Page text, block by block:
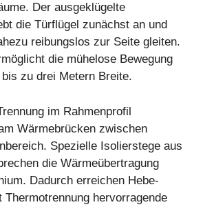
Der ausgeklügelte
die Türflügel zunächst an und
reibungslos zur Seite gleiten.
die mühelose Bewegung
zu drei Metern Breite.
im Rahmenprofil
Wärmebrücken zwischen
Spezielle Isolierstege aus
die Wärmeübertragung
Dadurch erreichen Hebe-
Thermotrennung hervorragende